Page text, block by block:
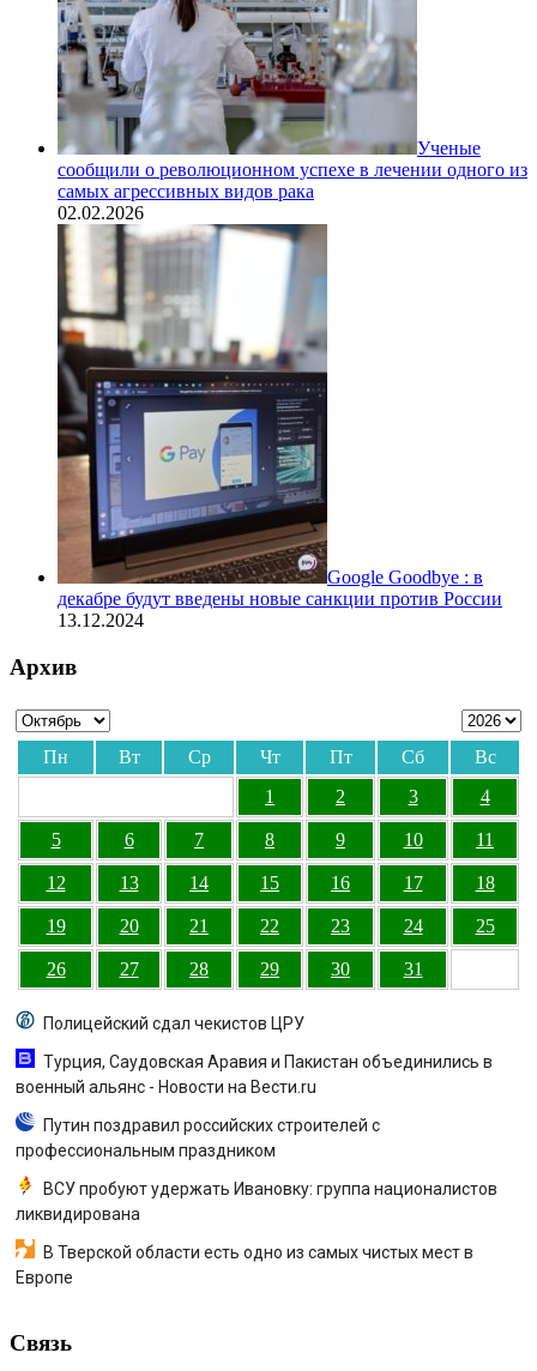
Ученые
сообщили о революционном успехе в лечении одного из
самых агрессивных видов рака
02.02.2026
Google Goodbye : в
декабре будут введены новые санкции против России
13.12.2024
Архив
Пн Вт Ср Чт Пт Сб
Вс
1
2 3 4
5 6 7 8 9 10 11
12 13 14 15 16 17 18
19 20 21 22 23 24 25
26 27 28 29 30 31
Полицейский сдал чекистов ЦРУ
Турция, Саудовская Аравия и Пакистан объединились в
военный альянс - Новости на Вести.ru
Путин поздравил российских строителей с
профессиональным праздником
ВСУ пробуют удержать Ивановку: группа националистов
ликвидирована
В Тверской области есть одно из самых чистых мест в
Европе
Связь